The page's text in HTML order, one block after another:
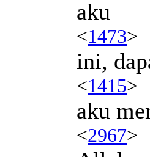
aku
<1473>
ini,
<1415>
aku
<2967>